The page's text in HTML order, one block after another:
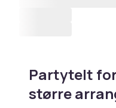
Partytelt
større